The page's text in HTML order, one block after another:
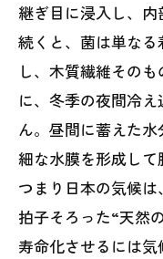
継ぎ目に浸入し、
続くと、菌は単な
し、木質繊維その
に、冬季の夜間冷
ん。昼間に蓄えた
細な水膜を形成して
つまり日本の気候
拍子そろった“天然
寿命化させるには